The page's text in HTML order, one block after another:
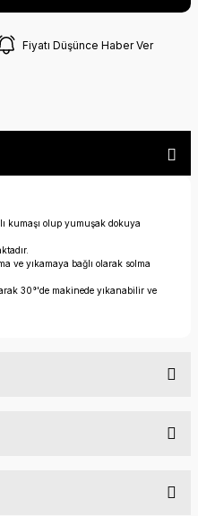
Fiyatı Düşünce Haber Ver
kumaşı olup yumuşak dokuya
ve yıkamaya bağlı olarak solma
30°'de makinede yıkanabilir ve